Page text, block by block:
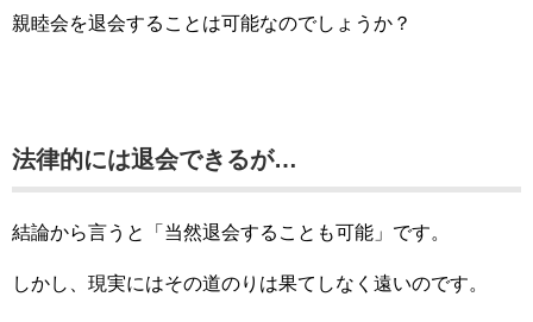
親睦会を退会することは可能なのでしょうか？
法律的には退会できるが…
結論から言うと「当然退会することも可能」です。
しかし、現実にはその道のりは果てしなく遠いのです。